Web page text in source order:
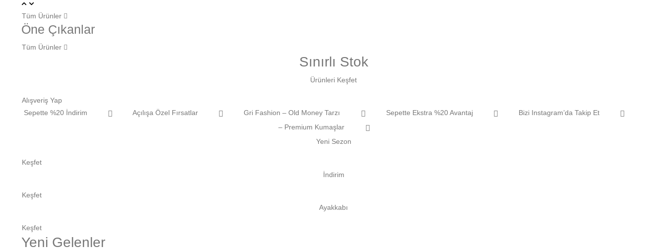
Tüm Ürünler
Öne Çıkanlar
Tüm Ürünler
Sınırlı Stok
Ürünleri Keşfet
Alışveriş Yap
Sepette %20 İndirim
Açılışa Özel Fırsatlar Gri Fashion – Old Money Tarzı Sepette Ekstra %20 Avantaj
Bizi Instagram’da Takip Et
– Premium Kumaşlar
Yeni Sezon
Keşfet
İndirim
Keşfet
Ayakkabı
Keşfet
Yeni Gelenler